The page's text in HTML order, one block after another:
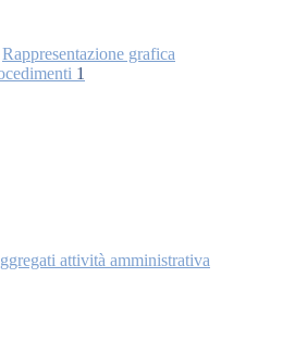
Rappresentazione grafica
1
attività amministrativa